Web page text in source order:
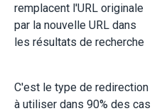
remplacent l'URL originale
par la nouvelle URL dans
les résultats de recherche
C'est le type de redirection
à utiliser dans 90% des cas